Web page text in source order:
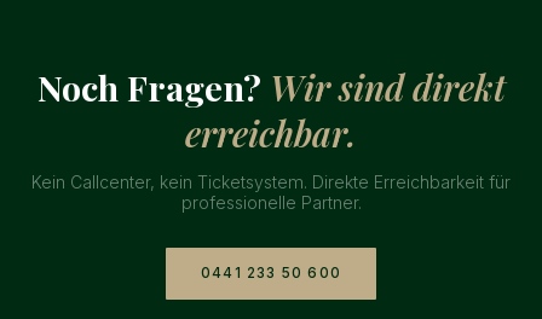
Noch Fragen? Wir sind direkt
erreichbar.
Kein Callcenter, kein Ticketsystem. Direkte Erreichbarkeit für
professionelle Partner.
0441 233 50 600